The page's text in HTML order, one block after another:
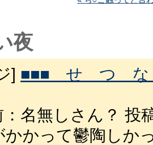
夜
] ■■■ せ つ
名無しさん？ 投
かかって鬱陶しか